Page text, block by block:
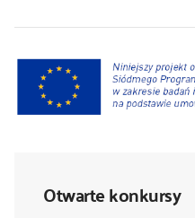
Otwarte konkursy